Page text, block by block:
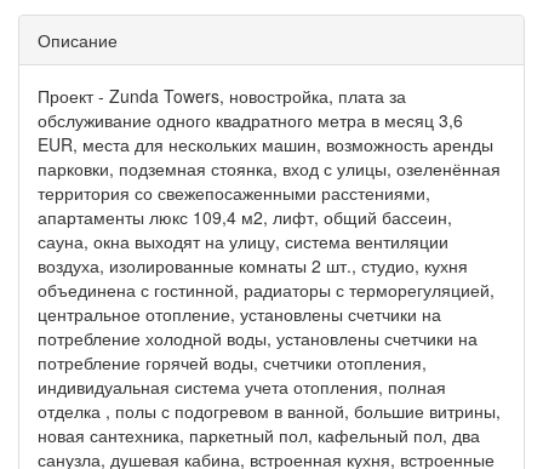
Описание
Проект - Zunda Towers, новостройка, плата за
обслуживание одного квадратного метра в месяц 3,6
EUR, места для нескольких машин, возможность аренды
парковки, подземная стоянка, вход с улицы, озеленённая
территория со свежепосаженными расстениями,
апартаменты люкс 109,4 м2, лифт, общий бассеин,
сауна, окна выходят на улицу, система вентиляции
воздуха, изолированные комнаты 2 шт., студио, кухня
объединена с гостинной, радиаторы с терморегуляцией,
центральное отопление, установлены счетчики на
потребление холодной воды, установлены счетчики на
потребление горячей воды, счетчики отопления,
индивидуальная система учета отопления, полная
отделка , полы с подогревом в ванной, большие витрины,
новая сантехника, паркетный пол, кафельный пол, два
санузла, душевая кабина, встроенная кухня, встроенные